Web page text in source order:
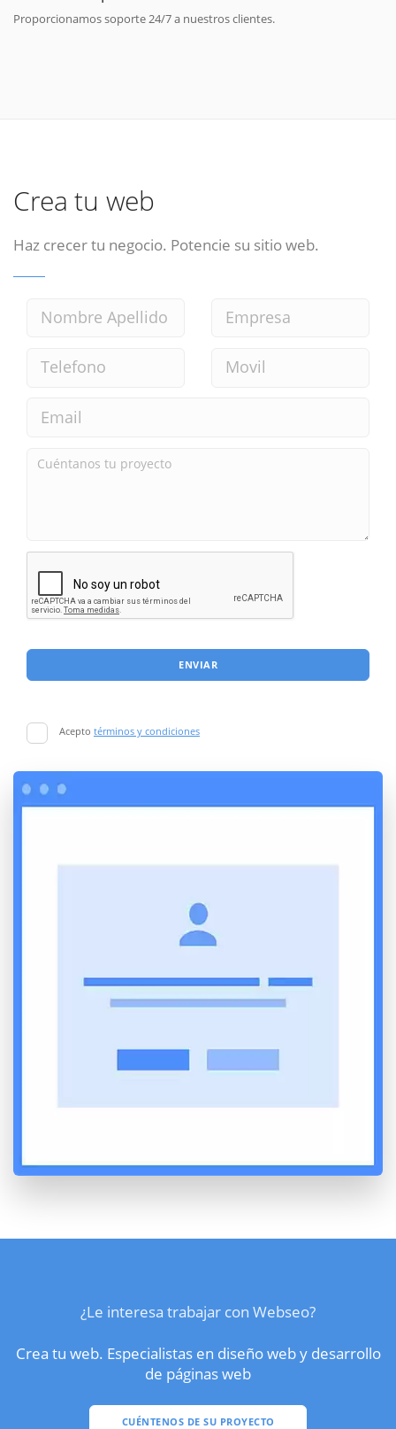
Proporcionamos soporte 24/7 a nuestros clientes.
Crea tu web
Haz crecer tu negocio. Potencie su sitio web.
ENVIAR
Acepto términos y condiciones
¿Le interesa trabajar con Webseo?
Crea tu web. Especialistas en diseño web y desarrollo
de páginas web
CUÉNTENOS DE SU PROYECTO